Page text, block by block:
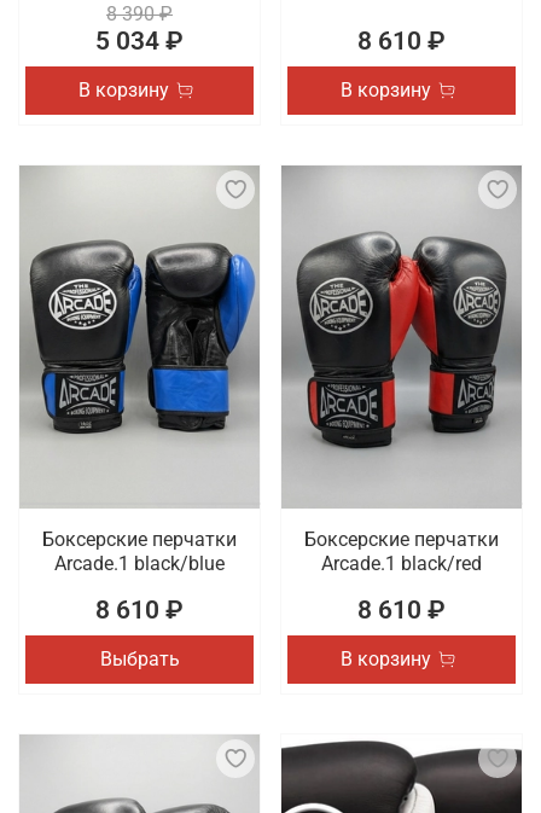
8 390 ₽
5 034 ₽
В корзину
8 610 ₽
В корзину
Боксерские перчатки
Arcade.1 black/blue
8 610 ₽
Выбрать
Боксерские перчатки
Arcade.1 black/red
8 610 ₽
В корзину